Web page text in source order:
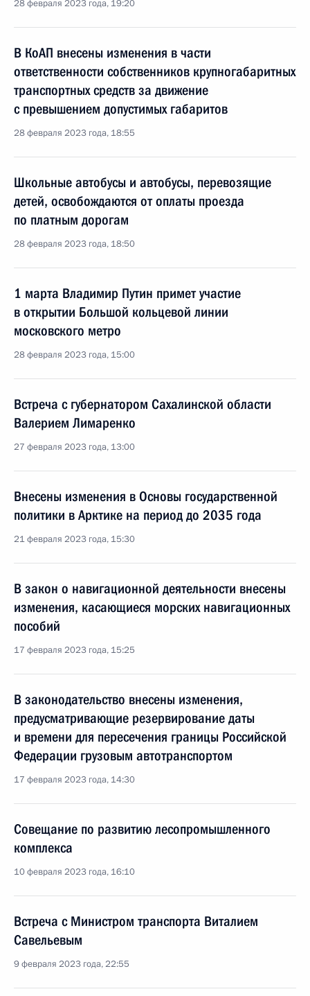
28 февраля 2023 года, 19:20
В КоАП внесены изменения в части
ответственности собственников крупногабаритных
транспортных средств за движение
с превышением допустимых габаритов
28 февраля 2023 года, 18:55
Школьные автобусы и автобусы, перевозящие
детей, освобождаются от оплаты проезда
по платным дорогам
28 февраля 2023 года, 18:50
1 марта Владимир Путин примет участие
в открытии Большой кольцевой линии
московского метро
28 февраля 2023 года, 15:00
Встреча с губернатором Сахалинской области
Валерием Лимаренко
27 февраля 2023 года, 13:00
Внесены изменения в Основы государственной
политики в Арктике на период до 2035 года
21 февраля 2023 года, 15:30
В закон о навигационной деятельности внесены
изменения, касающиеся морских навигационных
пособий
17 февраля 2023 года, 15:25
В законодательство внесены изменения,
предусматривающие резервирование даты
и времени для пересечения границы Российской
Федерации грузовым автотранспортом
17 февраля 2023 года, 14:30
Совещание по развитию лесопромышленного
комплекса
10 февраля 2023 года, 16:10
Встреча с Министром транспорта Виталием
Савельевым
9 февраля 2023 года, 22:55